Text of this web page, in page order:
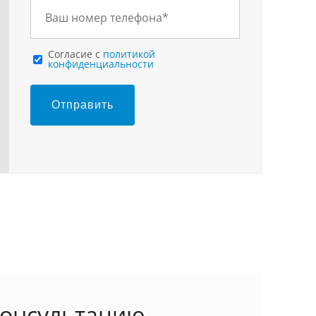
Cогласие с политикой
конфиденциальности
Отправить